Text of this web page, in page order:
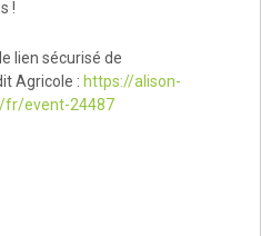
!
lien sécurisé de
Agricole : https://alison-
fr/event-24487